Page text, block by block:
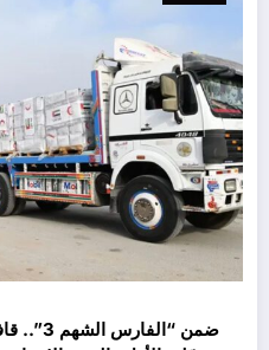
ضمن